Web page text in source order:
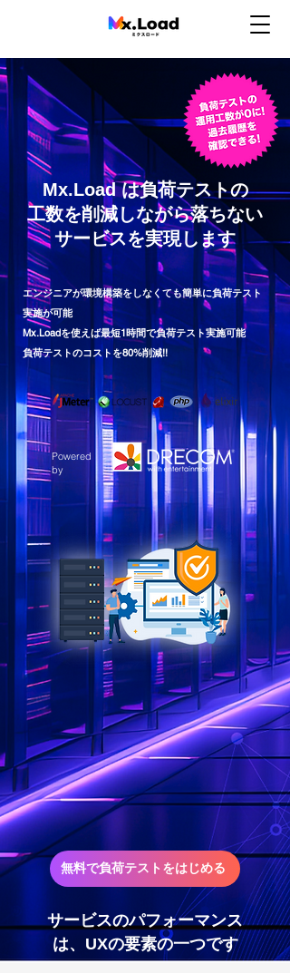
Mx.Load は負荷テストの
工数を削減しながら落ちない
サービスを実現します
エンジニアが環境構築をしなくても簡単に負荷テスト
実施が可能
Mx.Loadを使えば最短1時間で負荷テスト実施可能
負荷テストのコストを80%削減!!
Powered
by
無料で負荷テストをはじめる
サービスのパフォーマンス
は、UXの要素の一つです